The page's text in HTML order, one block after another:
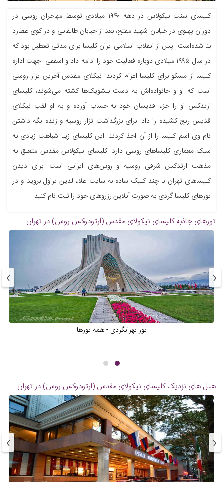
کلیسای سنت نیکولاس در دهه ۱۹۴۰ میلادی توسط مهاجران روسی در
دوران پهلوی در خیابان شهید مفتح، بعد از خیابان طالقانی و در کوی عطارد
بنا شده‌است. پس از انقلاب اسلامی ایران کلیسا برای مدتی تعطیل بود که
در سال ۱۹۹۵ میلادی دوباره فعالیت خود را ادامه داد و اسقفی جهت اداره
کلیسا از مسکو برای کلیسا اعزام کردند. نیکلای مقدس آخرین تزار روسی
است که او و خانواده‌اش به دست بلشویک‌ها کشته می‌شوند، کلیسای
ارتدکس او را جزء قدیسان خود به حساب آورده و به او لقب نیکلای
قدیس رنج کشیده را داد. برای بزرگداشت تزار روسیه و زنده نگه داشتن
نام وی اسم کلیسا را از آن اخذ کردند. این کلیسای زیبا شباهت زیادی به
سبک معماری کلیساهای روسی دارد. کلیسای نیکولاس مقدس متعلق به
مذهب ارتدکس شرقی روسیه و روس‌های ایرانی است. برای دیدن
کلیساهای تهران با چند کلیک ساده به سایت علاءالدین تراول بروید و در
تورهای کلیسا گردی به صورت آنلاین رزروهای خود را ثبت نام کنید.
تورهای جاذبه کلیسای نیکولای مقدس (ارتودوکس روس) در تهران
تور تهرانگردی - همه تورها
‹
›
هتل های نزدیک کلیسای نیکولای مقدس (ارتودوکس روس) در تهران
‹
›